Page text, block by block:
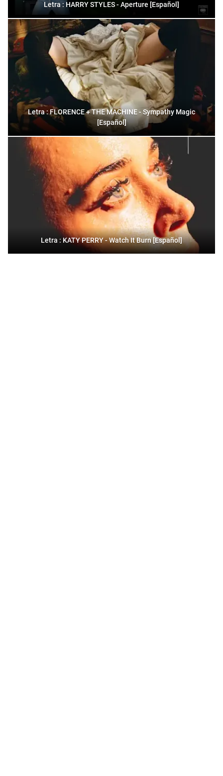
Letra : HARRY STYLES - Aperture [Español]
Letra : FLORENCE + THE MACHINE - Sympathy Magic
[Español]
Letra : KATY PERRY - Watch It Burn [Español]